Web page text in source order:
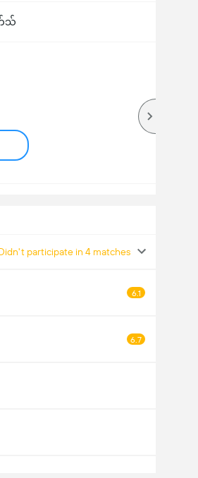
သ်
participate in 4 matches
6.1
6.7